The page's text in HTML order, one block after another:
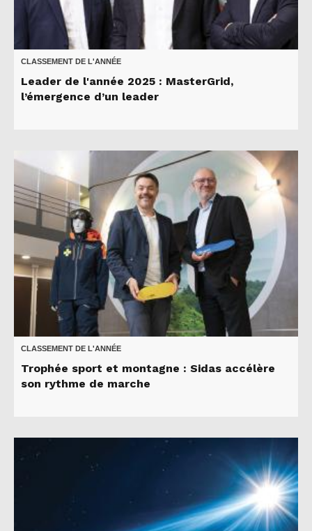
CLASSEMENT DE L'ANNÉE
Leader de l'année 2025 : MasterGrid,
l’émergence d’un leader
CLASSEMENT DE L'ANNÉE
Trophée sport et montagne : Sidas accélère
son rythme de marche